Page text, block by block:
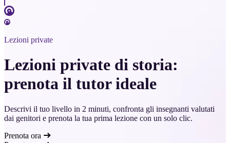
Lezioni private
Lezioni private di storia:
prenota il tutor ideale
Descrivi il tuo livello in 2 minuti, confronta gli insegnanti valutati
dai genitori e prenota la tua prima lezione con un solo clic.
Prenota ora